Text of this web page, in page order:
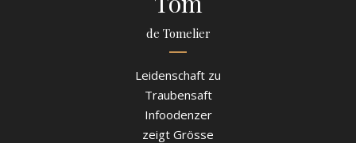
de Tomelier
Leidenschaft zu
Traubensaft
Infoodenzer
zeigt Grösse